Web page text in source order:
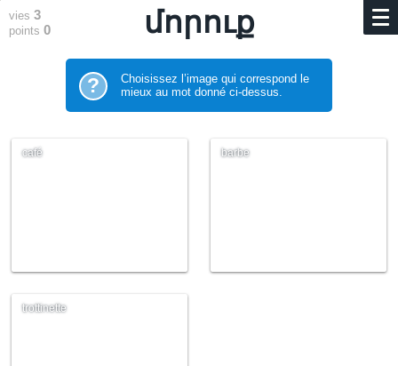
vies 3
points 0 մորուք
?
Choisissez l’image qui correspond le
mieux au mot donné ci-dessus.
café barbe
trottinette